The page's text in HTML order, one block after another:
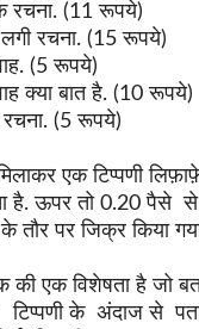
रचना. (11रूपये)
रचना. (15रूपये)
(5रूपये)
क्या बात है. (10रूपये)
रचना. (5रूपये)
एक टिप्पणी
है. ऊपर तो 0.20 पैसे से
तौर पर जिक्र किया
की एक विशेषता है जो
के अंदाज से पता